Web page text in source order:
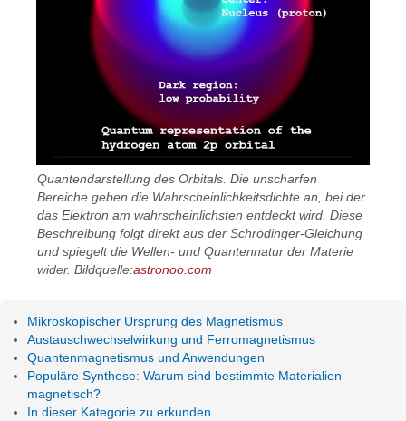
Quantendarstellung des Orbitals. Die unscharfen
Bereiche geben die Wahrscheinlichkeitsdichte an, bei der
das Elektron am wahrscheinlichsten entdeckt wird. Diese
Beschreibung folgt direkt aus der Schrödinger-Gleichung
und spiegelt die Wellen- und Quantennatur der Materie
wider. Bildquelle:astronoo.com
Mikroskopischer Ursprung des Magnetismus
Austauschwechselwirkung und Ferromagnetismus
Quantenmagnetismus und Anwendungen
Populäre Synthese: Warum sind bestimmte Materialien
magnetisch?
In dieser Kategorie zu erkunden